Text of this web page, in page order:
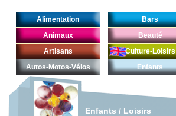
Alimentation
Animaux
Artisans
Autos-Motos-Vélos
Bars
Beauté
Culture-Loisirs
Enfants
Enfants / Loisirs